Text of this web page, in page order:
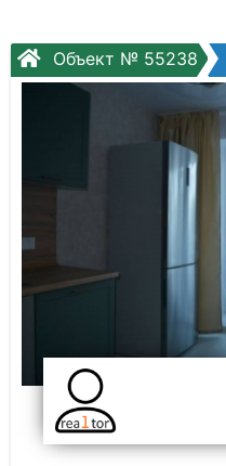
Объект № 55238